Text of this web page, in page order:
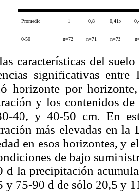
Promedio 1 0,8 0,41b
0-50 n=72 n=71 n=72
características del suelo
significativas entre
horizonte por
y los contenidos
40, y 40-50 cm. En
más elevadas en la
en esos horizontes, y
de bajo
d la precipitación
y 75-90 d de sólo 20,5 y